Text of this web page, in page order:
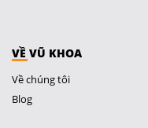
VỀ VŨ KHOA
Về chúng tôi
Blog